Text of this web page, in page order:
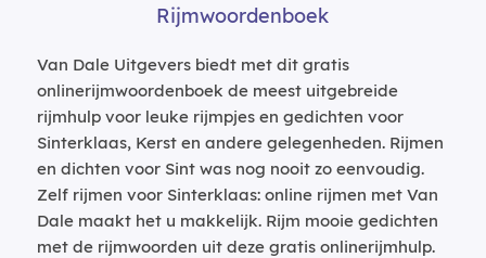
Rijmwoordenboek
Van Dale Uitgevers biedt met dit gratis
onlinerijmwoordenboek de meest uitgebreide
rijmhulp voor leuke rijmpjes en gedichten voor
Sinterklaas, Kerst en andere gelegenheden. Rijmen
en dichten voor Sint was nog nooit zo eenvoudig.
Zelf rijmen voor Sinterklaas: online rijmen met Van
Dale maakt het u makkelijk. Rijm mooie gedichten
met de rijmwoorden uit deze gratis onlinerijmhulp.